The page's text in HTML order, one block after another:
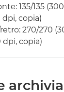
135/135
dpi, copia)
270/270
dpi, copia)